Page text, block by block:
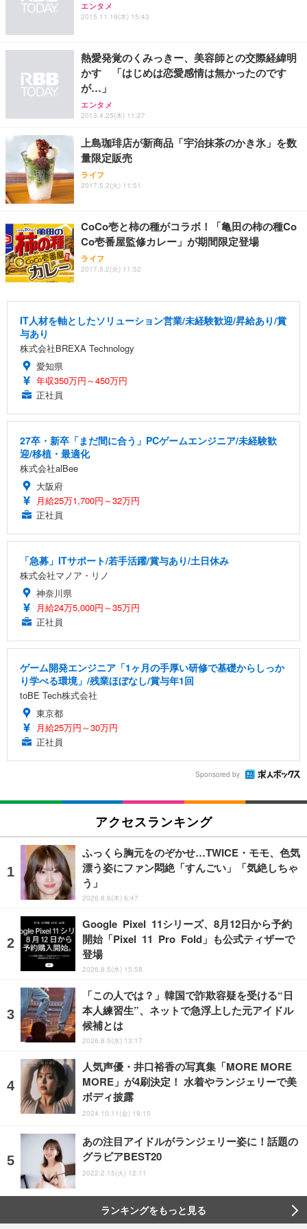
エンタメ
2015.11.19(木) 15:43
熱愛発覚のくみっきー、美容師との交際経緯明
かす 「はじめは恋愛感情は無かったのです
が…」
エンタメ
2013.4.25(木) 11:27
上島珈琲店が新商品「宇治抹茶のかき氷」を数
量限定販売
ライフ
2017.5.2(火) 11:51
CoCo壱と柿の種がコラボ！「亀田の柿の種Co
Co壱番屋監修カレー」が期間限定登場
ライフ
2017.5.2(火) 11:52
IT人材を軸としたソリューション営業/未経験歓迎/昇給あり/賞
与あり
株式会社BREXA Technology
愛知県
年収350万円～450万円
正社員
27卒・新卒「まだ間に合う」PCゲームエンジニア/未経験歓
迎/移植・最適化
株式会社alBee
大阪府
月給25万1,700円～32万円
正社員
「急募」ITサポート/若手活躍/賞与あり/土日休み
株式会社マノア・リノ
神奈川県
月給24万5,000円～35万円
正社員
ゲーム開発エンジニア「1ヶ月の手厚い研修で基礎からしっか
り学べる環境」/残業ほぼなし/賞与年1回
toBE Tech株式会社
東京都
月給25万円～30万円
正社員
Sponsored by
アクセスランキング
ふっくら胸元をのぞかせ…TWICE・モモ、色気
漂う姿にファン悶絶「すんごい」「気絶しちゃ
う」
2026.8.6(木) 6:47
Google Pixel 11シリーズ、8月12日から予約
開始「Pixel 11 Pro Fold」も公式ティザーで
登場
2026.8.5(水) 15:58
「この人では？」韓国で詐欺容疑を受ける“日
本人練習生”、ネットで急浮上した元アイドル
候補とは
2026.8.5(水) 13:17
人気声優・井口裕香の写真集「MORE MORE
MORE」が4刷決定！ 水着やランジェリーで美
ボディ披露
2024.10.11(金) 19:15
あの注目アイドルがランジェリー姿に！話題の
グラビアBEST20
2022.2.15(火) 12:11
ランキングをもっと見る